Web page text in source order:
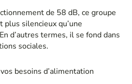
de 58 dB, ce groupe
silencieux qu’une
d’autres termes, il se fond dans
sociales.
besoins d’alimentation